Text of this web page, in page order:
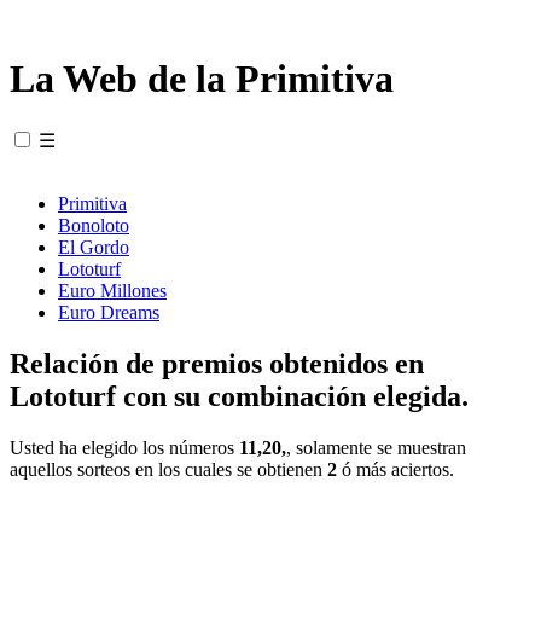
La Web de la Primitiva
☰
Primitiva
Bonoloto
El Gordo
Lototurf
Euro Millones
Euro Dreams
Relación de premios obtenidos en
Lototurf con su combinación elegida.
Usted ha elegido los números 11,20,, solamente se muestran
aquellos sorteos en los cuales se obtienen 2 ó más aciertos.